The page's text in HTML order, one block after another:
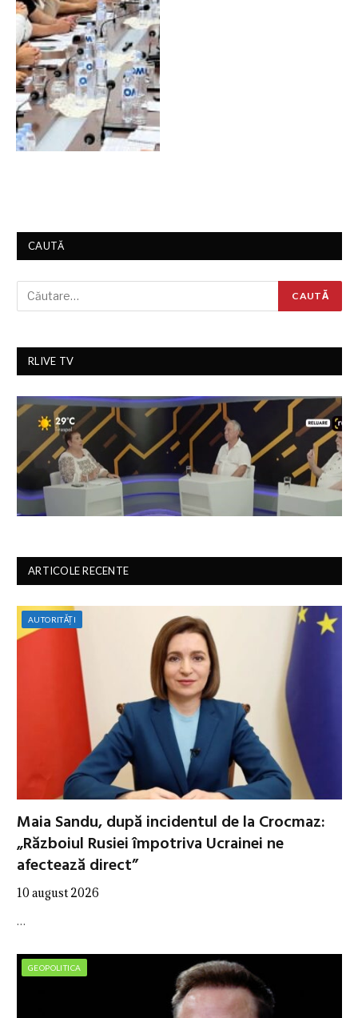
CAUTĂ
RLIVE TV
ARTICOLE RECENTE
AUTORITĂȚI
Maia Sandu, după incidentul de la Crocmaz:
„Războiul Rusiei împotriva Ucrainei ne
afectează direct”
10 august 2026
…
GEOPOLITICA